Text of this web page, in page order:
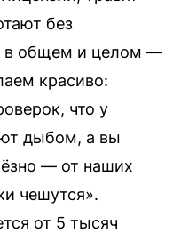
без
в общем и целом —
красиво:
что у
дыбом, а вы
— от наших
чешутся».
от 5 тысяч